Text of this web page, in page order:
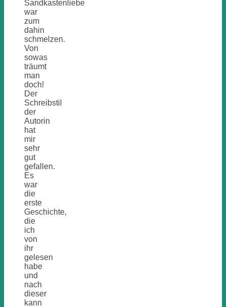
Sandkastenliebe
war
zum
dahin
schmelzen.
Von
sowas
träumt
man
doch!
Der
Schreibstil
der
Autorin
hat
mir
sehr
gut
gefallen.
Es
war
die
erste
Geschichte,
die
ich
von
ihr
gelesen
habe
und
nach
dieser
kann